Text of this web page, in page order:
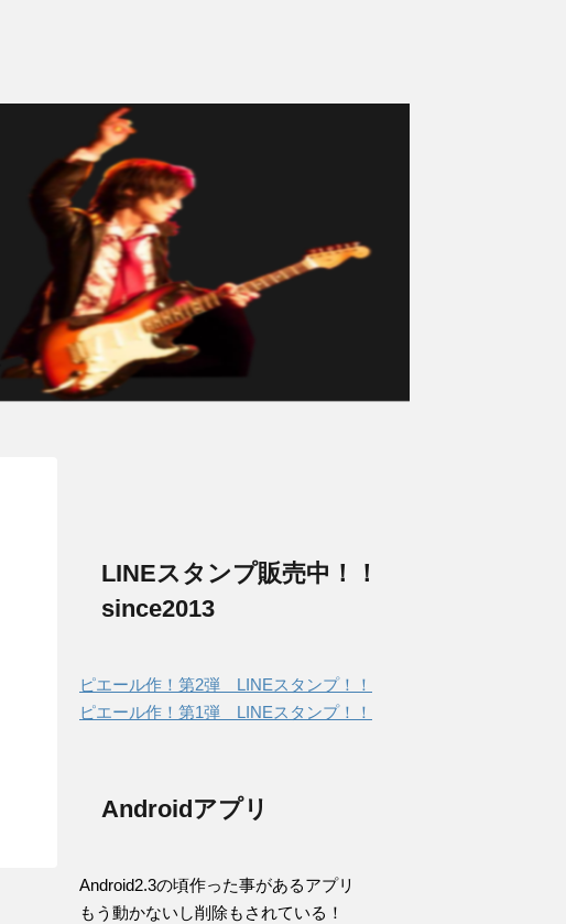
LINEスタンプ販売中！！
since2013
ピエール作！第2弾 LINEスタンプ！！
ピエール作！第1弾 LINEスタンプ！！
Androidアプリ
Android2.3の頃作った事があるアプリ
もう動かないし削除もされている！